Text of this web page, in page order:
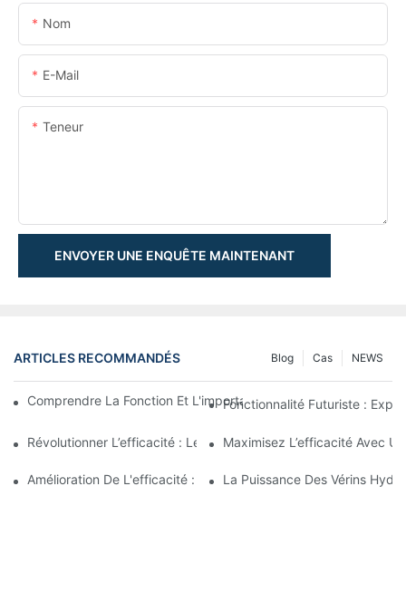
Nom
E-Mail
Teneur
ENVOYER UNE ENQUÊTE MAINTENANT
ARTICLES RECOMMANDÉS NEWS
Cas
Blog
Comprendre La Fonction Et L'importance Des Vérins
Fonctionnalité Futuriste :
Révolutionner L’efficacité : Le Vérin Télescopique Électrique
Maximisez L’efficacité Avec
Amélioration De L'efficacité : Les Avantages D'un Vérin
La Puissance Des Vérins